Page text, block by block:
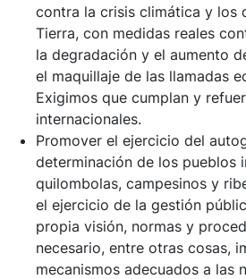
contra la crisis climática y los
Tierra, con medidas reales
la degradación y el aumento
el maquillaje de las llamadas
Exigimos que cumplan y
internacionales.
Promover el ejercicio del
determinación de los pueblos
quilombolas, campesinos y
el ejercicio de la gestión
propia visión, normas y
necesario, entre otras cosas,
mecanismos adecuados a las